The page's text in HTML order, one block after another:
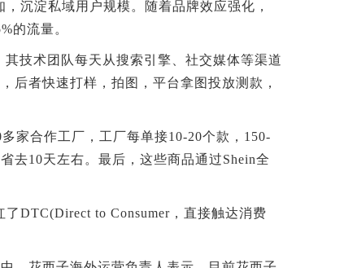
沉淀私域用户规模。随着品牌效应强化，
的流量。
技术团队每天从搜索引擎、社交媒体等渠道
后者快速打样，拍图，平台拿图投放测款，
合作工厂，工厂每单接10-20个款，150-
去10天左右。最后，这些商品通过Shein全
DTC(Direct to Consumer，直接触达消费